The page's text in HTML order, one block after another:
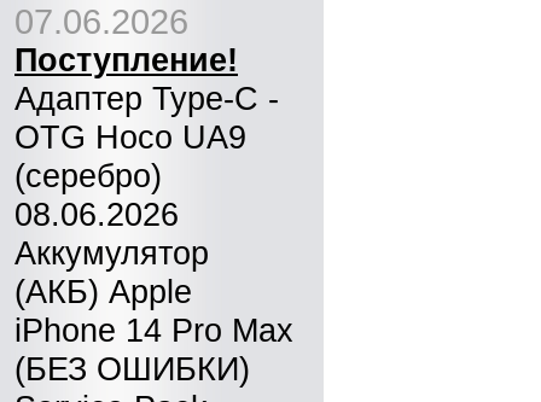
07.06.2026
Поступление!
Адаптер Type-C -
OTG Hoco UA9
(серебро)
08.06.2026
Аккумулятор
(АКБ) Apple
iPhone 14 Pro Max
(БЕЗ ОШИБКИ)